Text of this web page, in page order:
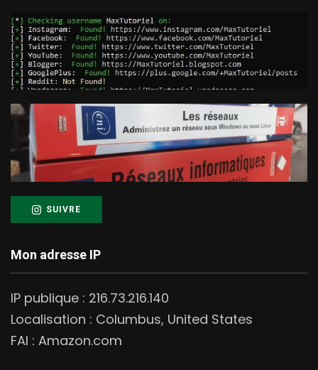
SUIVRE
Mon adresse IP
IP publique : 216.73.216.140
Localisation : Columbus, United States
FAI : Amazon.com